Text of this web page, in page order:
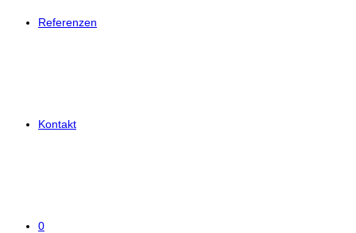
Referenzen
Kontakt
0